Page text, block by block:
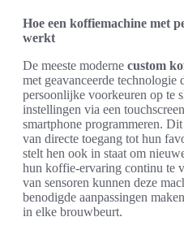
Hoe een koffiemachine met
werkt
De meeste moderne custom
met geavanceerde
persoonlijke voorkeuren op te
instellingen via een
smartphone programmeren.
van directe toegang tot hun
stelt hen ook in staat om
hun koffie-ervaring continu te
van sensoren kunnen deze
benodigde aanpassingen
in elke brouwbeurt.